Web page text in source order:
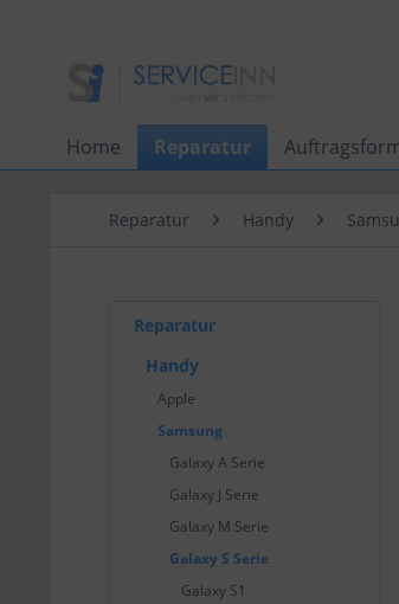
Home Reparatur
Reparatur Handy
Reparatur
Handy
Apple
Samsung
Galaxy A Serie
Galaxy J Serie
Galaxy M Serie
Galaxy S Serie
Galaxy S1